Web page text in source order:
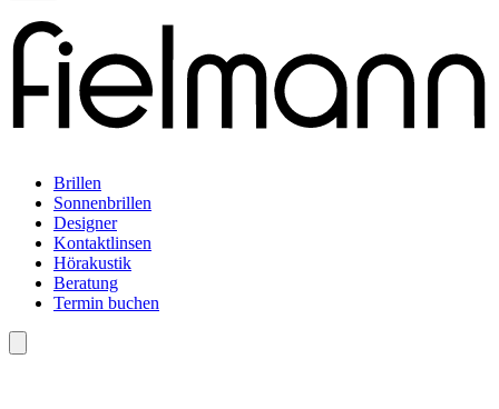
Brillen
Sonnenbrillen
Designer
Kontaktlinsen
Hörakustik
Beratung
Termin buchen